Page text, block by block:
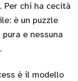
chi ha cecità
è un puzzle
e nessuna
è il modello